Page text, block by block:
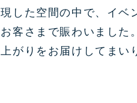
した空間の中で、イ
客さまで賑わいました
がりをお届けしてまい